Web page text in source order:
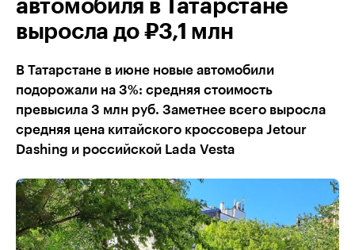
автомобиля в Татарстане
выросла до ₽3,1 млн
В Татарстане в июне новые автомобили
подорожали на 3%: средняя стоимость
превысила 3 млн руб. Заметнее всего выросла
средняя цена китайского кроссовера Jetour
Dashing и российской Lada Vesta